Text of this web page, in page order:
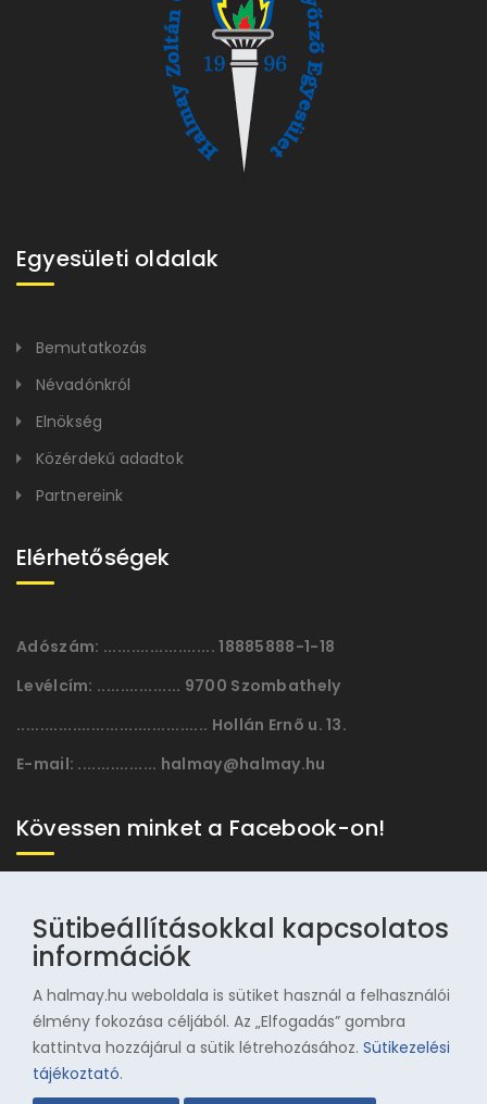
Egyesületi oldalak
Bemutatkozás
Névadónkról
Elnökség
Közérdekű adadtok
Partnereink
Elérhetőségek
Adószám: ........................ 18885888-1-18
Levélcím: .................. 9700 Szombathely
......................................... Hollán Ernõ u. 13.
E-mail: ................. halmay@halmay.hu
Kövessen minket a Facebook-on!
© 1996-2025 Halmay Zoltán Olimpiai Hagyományörző
Sütibeállításokkal kapcsolatos
információk
A halmay.hu weboldala is sütiket használ a felhasználói
élmény fokozása céljából. Az „Elfogadás” gombra
kattintva hozzájárul a sütik létrehozásához.Sütikezelési
tájékoztató.